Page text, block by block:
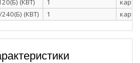
(КВТ) 1
(КВТ) 1